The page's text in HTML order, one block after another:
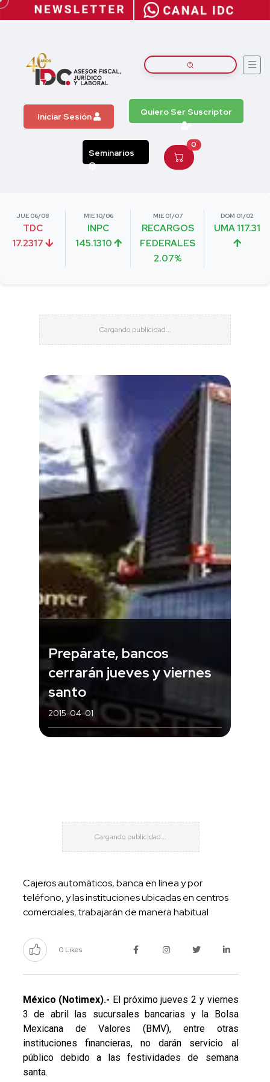
Iniciar Sesión Quiero Ser Suscriptor
Seminarios
0
JUE 06/08
TDC
17.2317
MIE 10/06
INPC
145.1310
MIE 01/07
RECARGOS
FEDERALES
2.07%
DOM 01/02
UMA 117.31
Prepárate, bancos
cerrarán jueves y viernes
santo
2015-04-01
Cajeros automáticos, banca en línea y por
teléfono, y las instituciones ubicadas en centros
comerciales, trabajarán de manera habitual
0 Likes
México (Notimex).- El próximo jueves 2 y viernes
3 de abril las sucursales bancarias y la Bolsa
Mexicana de Valores (BMV), entre otras
instituciones financieras, no darán servicio al
público debido a las festividades de semana
santa.